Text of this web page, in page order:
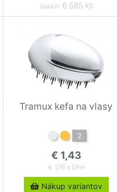
Skladom6 585 ks
Tramux kefa na vlasy
2
€ 1,43
€ 1,76 s DPH
Nákup variantov